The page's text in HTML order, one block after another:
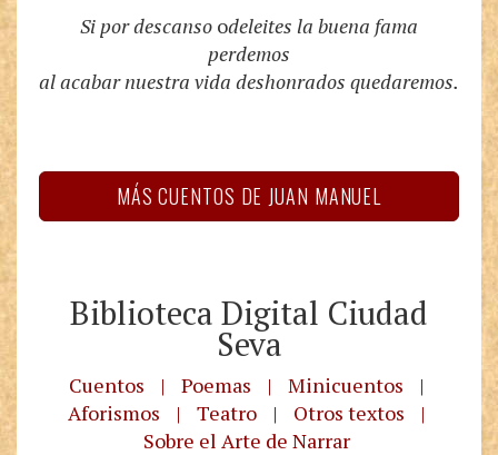
Si por descanso odeleites la buena fama
perdemos
al acabar nuestra vida deshonrados quedaremos.
MÁS CUENTOS DE JUAN MANUEL
Biblioteca Digital Ciudad
Seva
Cuentos | Poemas | Minicuentos
|
Aforismos
| Teatro | Otros textos
|
Sobre el Arte de Narrar